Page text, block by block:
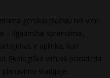
gerokai plačiau nei vien
– ilgaamžiai sprendimai,
ir aplinka, kuri
Ekologiška virtuvė prasideda
stadijoje.